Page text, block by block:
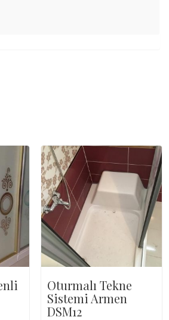
Oturmalı Tekne
Sistemi Armen
DSM12